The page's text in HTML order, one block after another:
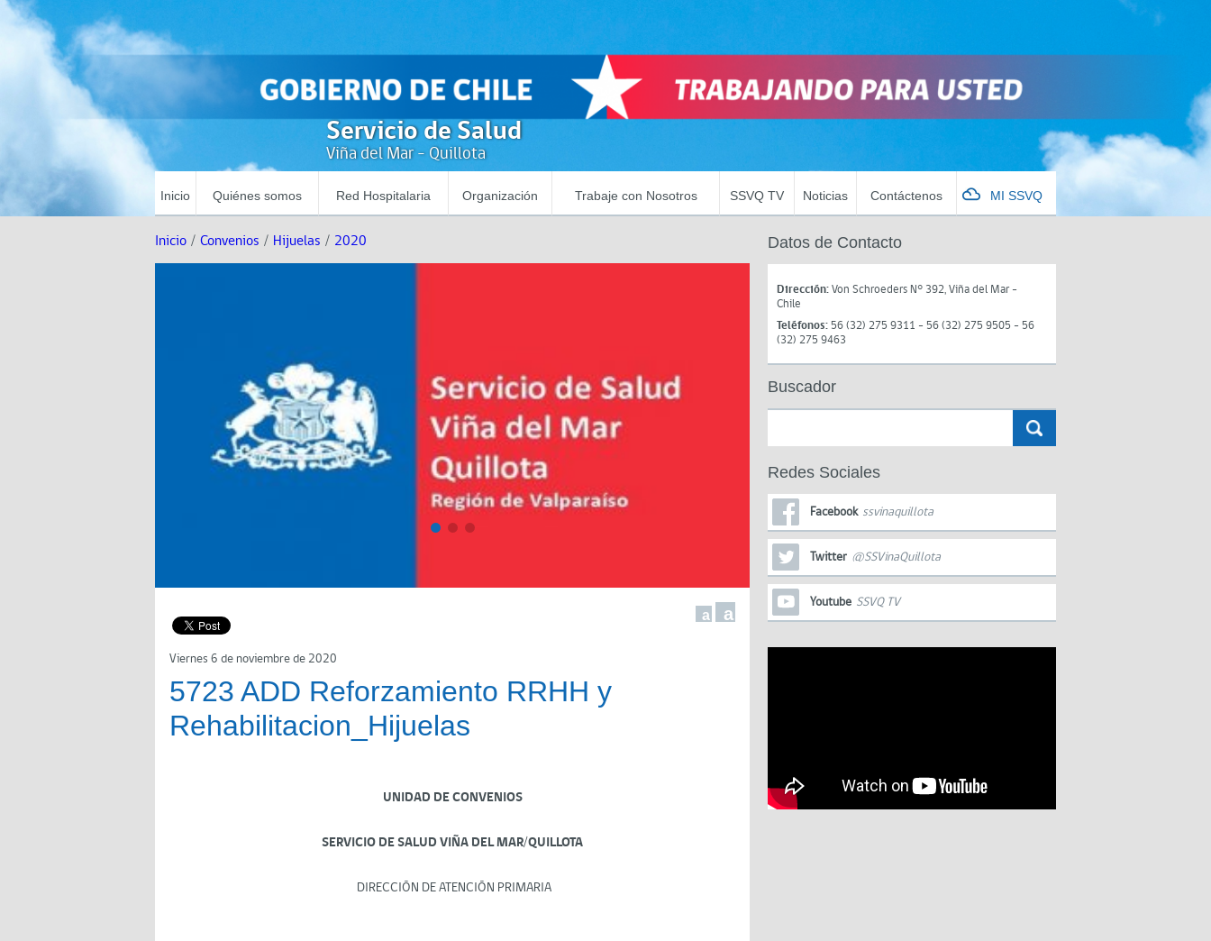
Servicio de Salud
Viña del Mar - Quillota
Inicio Quiénes somos Red Hospitalaria Organización Trabaje con Nosotros SSVQ TV Noticias Contáctenos MI SSVQ
Inicio / Convenios / Hijuelas / 2020
a a
Viernes 6 de noviembre de 2020
5723 ADD Reforzamiento RRHH y
Rehabilitacion_Hijuelas
UNIDAD DE CONVENIOS
SERVICIO DE SALUD VIÑA DEL MAR/QUILLOTA
DIRECCIÓN DE ATENCIÓN PRIMARIA
Datos de Contacto
Dirección:Von Schroeders N° 392, Viña del Mar -
Chile
Teléfonos: 56 (32) 275 9311 - 56 (32) 275 9505 - 56
(32) 275 9463
Buscador
Redes Sociales
Facebook ssvinaquillota
Twitter @SSVinaQuillota
Youtube SSVQ TV